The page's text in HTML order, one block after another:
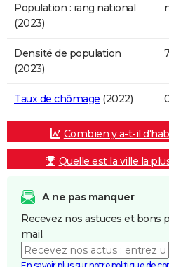
Population : rang national
(2023)
Densité de population
(2023)
Taux de chômage (2022)
Combien y a-t-il
Quelle est la ville la
A ne pas manquer
Recevez nos astuces et bons
mail.